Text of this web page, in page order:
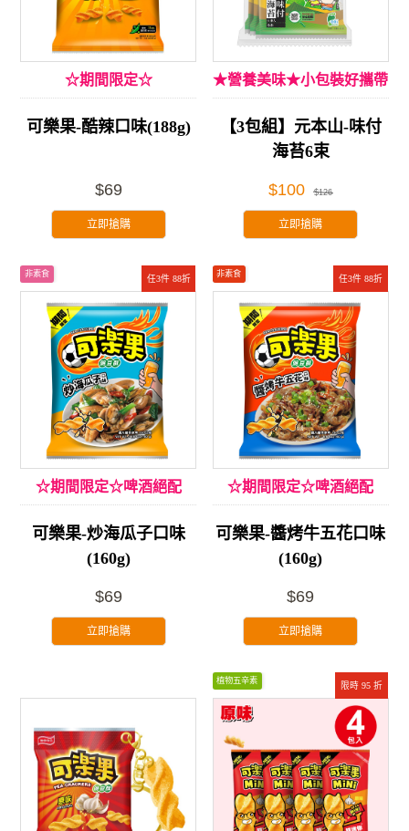
☆期間限定☆
可樂果-酷辣口味(188g)
$69
立即搶購
★營養美味★小包裝好攜帶
【3包組】元本山-味付
海苔6束
$100 $126
立即搶購
任3件 88折
非素食
☆期間限定☆啤酒絕配
可樂果-炒海瓜子口味
(160g)
$69
立即搶購
任3件 88折
非素食
☆期間限定☆啤酒絕配
可樂果-醬烤牛五花口味
(160g)
$69
立即搶購
限時 95 折
植物五辛素